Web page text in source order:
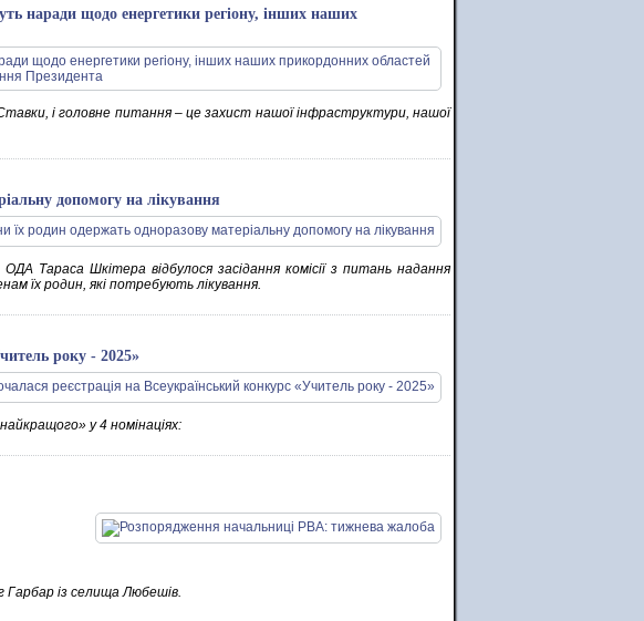
наради щодо енергетики регіону, інших наших
і головне питання – це захист нашої інфраструктури, нашої
допомогу на лікування
Тараса Шкітера відбулося засідання комісії з питань надання
їх родин, які потребують лікування.
року - 2025»
у 4 номінаціях:
Гарбар із селища Любешів.